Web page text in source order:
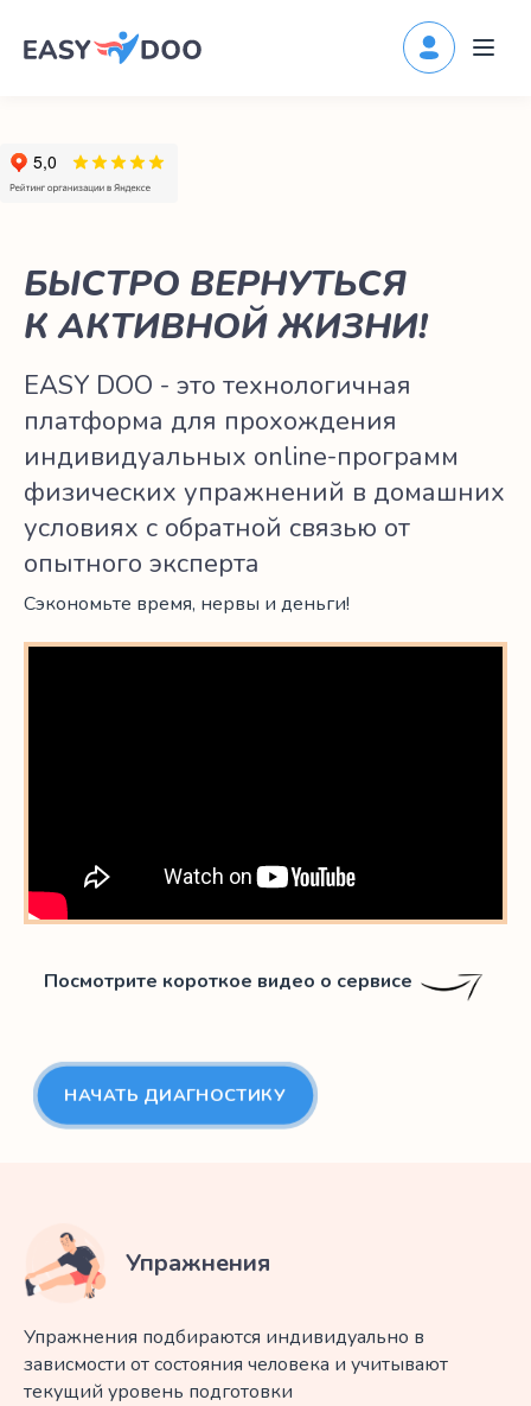
Посмотрите короткое видео о сервисе
БЫСТРО ВЕРНУТЬСЯ
К АКТИВНОЙ ЖИЗНИ!
EASY DOO - это технологичная
платформа для прохождения
индивидуальных online-программ
физических упражнений в домашних
условиях с обратной связью от
опытного эксперта
Сэкономьте время, нервы и деньги!
НАЧАТЬ ДИАГНОСТИКУ
Упражнения
Упражнения подбираются индивидуально в
зависмости от состояния человека и учитывают
текущий уровень подготовки